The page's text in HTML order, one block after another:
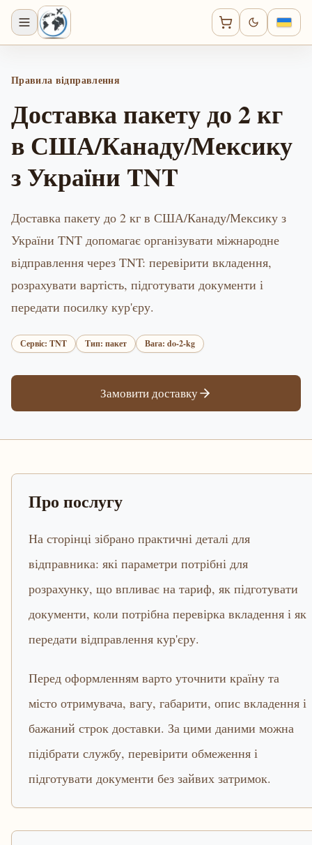
Правила відправлення
Доставка пакету до 2 кг
в США/Канаду/Мексику
з України TNT
Доставка пакету до 2 кг в США/Канаду/Мексику з
України TNT допомагає організувати міжнародне
відправлення через TNT: перевірити вкладення,
розрахувати вартість, підготувати документи і
передати посилку кур'єру.
Сервіс: TNT Тип: пакет Вага: do-2-kg
Замовити доставку
Про послугу
На сторінці зібрано практичні деталі для
відправника: які параметри потрібні для
розрахунку, що впливає на тариф, як підготувати
документи, коли потрібна перевірка вкладення і як
передати відправлення кур'єру.
Перед оформленням варто уточнити країну та
місто отримувача, вагу, габарити, опис вкладення і
бажаний строк доставки. За цими даними можна
підібрати службу, перевірити обмеження і
підготувати документи без зайвих затримок.